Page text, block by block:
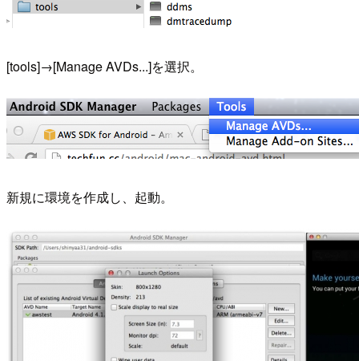
[tools]→[Manage AVDs...]を選択。
新規に環境を作成し、起動。